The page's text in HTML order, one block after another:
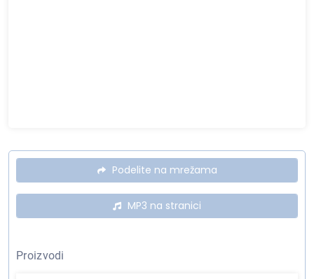
Podelite na mrežama
MP3 na stranici
Proizvodi